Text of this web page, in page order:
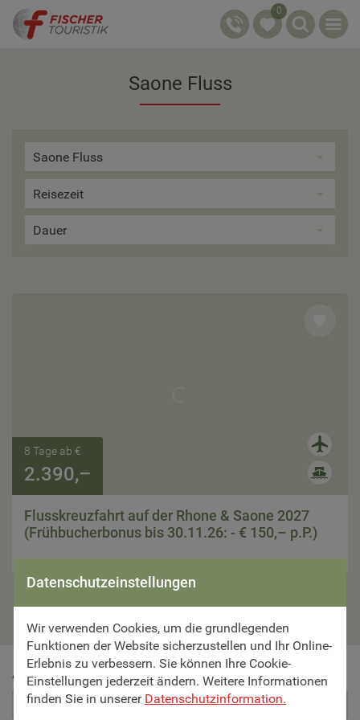
0
Saone Fluss
Saone Fluss
Reisezeit
Dauer
8 Tage ab €
2.390,–
Flusskreuzfahrt auf der Rhone & Saone 2027
(Frühbucherbonus bis 30.11.26: - € 150,– p.P.)
Abonnieren Sie schöne Reisen als Newsletter
Abonnieren
Datenschutzeinstellungen
Wir verwenden Cookies, um die grundlegenden
Funktionen der Website sicherzustellen und Ihr Online-
Erlebnis zu verbessern. Sie können Ihre Cookie-
Einstellungen jederzeit ändern. Weitere Informationen
finden Sie in unserer Datenschutzinformation.